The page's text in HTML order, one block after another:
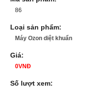
86
Loại sản phẩm:
Máy Ozon diệt khuẩn
Giá:
0VNĐ
Số lượt xem: